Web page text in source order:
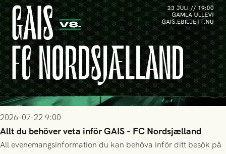
2026-07-22 9:00
Allt du behöver veta inför GAIS - FC Nordsjælland
All evenemangsinformation du kan behöva inför ditt besök på